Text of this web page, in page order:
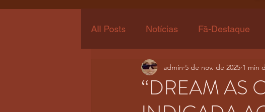
All Posts Notícias Fã-Destaque
“DREAM AS
admin 5 de nov. de 2025 1 min